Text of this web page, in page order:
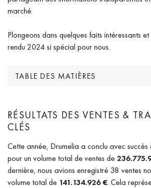
marché.
Plongeons dans quelques faits intéressants
rendu 2024 si spécial pour nous.
TABLE DES MATIÈRES
RÉSULTATS DES VENTES &
CLÉS
Cette année, Drumelia a conclu avec
pour un volume total de ventes de
dernière, nous avions enregistré 38 ventes
volume total de 141.134.926 €. Cela